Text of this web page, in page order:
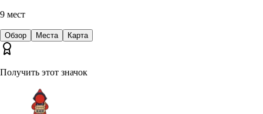
9 мест
Обзор Места Карта
Получить этот значок